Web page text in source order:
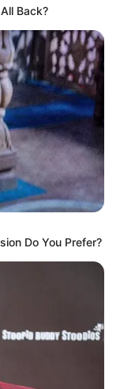
Back?
Do You Prefer?